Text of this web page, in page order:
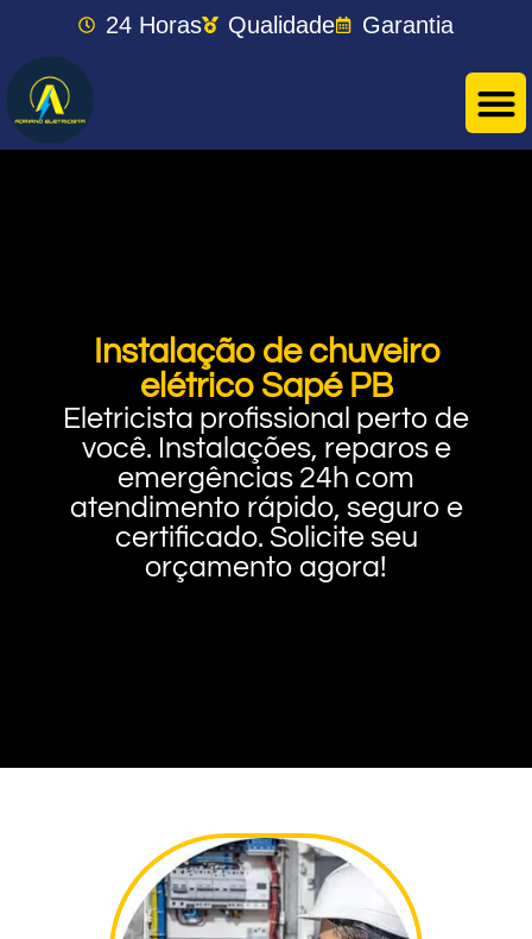
24 Horas Qualidade Garantia
Instalação de chuveiro
elétrico Sapé PB
Eletricista profissional perto de
você. Instalações, reparos e
emergências 24h com
atendimento rápido, seguro e
certificado. Solicite seu
orçamento agora!